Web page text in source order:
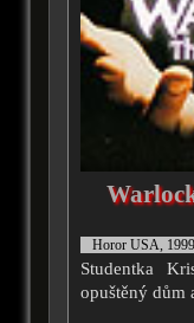
Horor USA,
Studentka
opuštěný dům